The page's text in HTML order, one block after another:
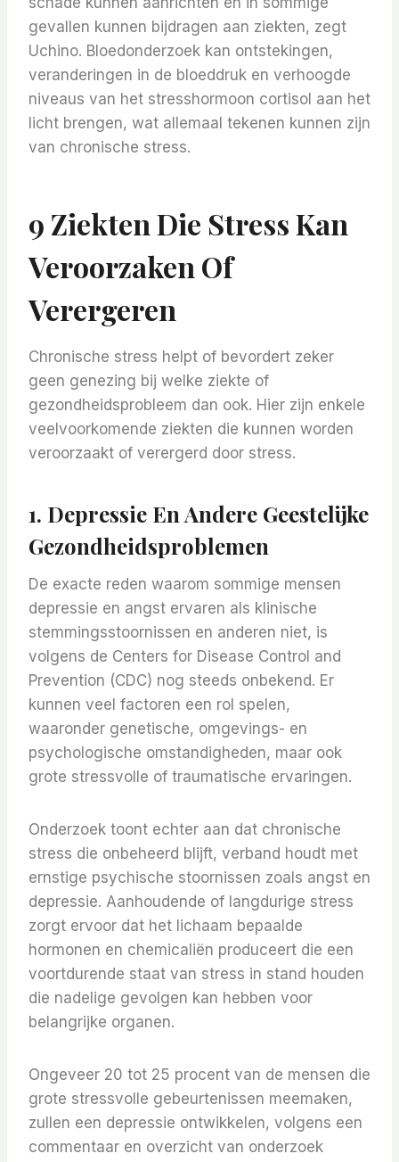
gevallen kunnen bijdragen aan ziekten, zegt
Uchino. Bloedonderzoek kan ontstekingen,
veranderingen in de bloeddruk en verhoogde
niveaus van het stresshormoon cortisol aan het
licht brengen, wat allemaal tekenen kunnen zijn
van chronische stress.
9 Ziekten Die Stress Kan
Veroorzaken Of
Verergeren
Chronische stress helpt of bevordert zeker
geen genezing bij welke ziekte of
gezondheidsprobleem dan ook. Hier zijn enkele
veelvoorkomende ziekten die kunnen worden
veroorzaakt of verergerd door stress.
1. Depressie En Andere Geestelijke
Gezondheidsproblemen
De exacte reden waarom sommige mensen
depressie en angst ervaren als klinische
stemmingsstoornissen en anderen niet, is
volgens de Centers for Disease Control and
Prevention (CDC) nog steeds onbekend. Er
kunnen veel factoren een rol spelen,
waaronder genetische, omgevings- en
psychologische omstandigheden, maar ook
grote stressvolle of traumatische ervaringen.
Onderzoek toont echter aan dat chronische
stress die onbeheerd blijft, verband houdt met
ernstige psychische stoornissen zoals angst en
depressie. Aanhoudende of langdurige stress
zorgt ervoor dat het lichaam bepaalde
hormonen en chemicaliën produceert die een
voortdurende staat van stress in stand houden
die nadelige gevolgen kan hebben voor
belangrijke organen.
Ongeveer 20 tot 25 procent van de mensen die
grote stressvolle gebeurtenissen meemaken,
zullen een depressie ontwikkelen, volgens een
commentaar en overzicht van onderzoek